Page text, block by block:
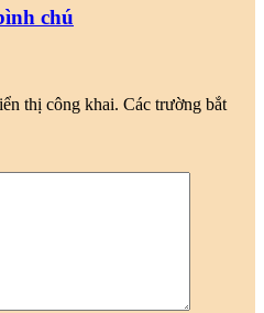
chú
thị công khai. Các trường bắt